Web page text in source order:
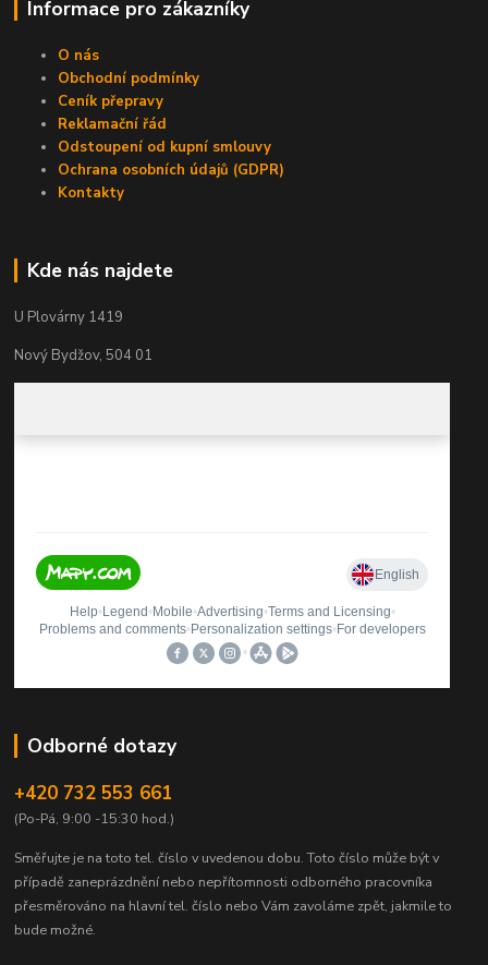
Informace pro zákazníky
O nás
Obchodní podmínky
Ceník přepravy
Reklamační řád
Odstoupení od kupní smlouvy
Ochrana osobních údajů (GDPR)
Kontakty
Kde nás najdete
U Plovárny 1419
Nový Bydžov, 504 01
Odborné dotazy
+420 732 553 661
(Po-Pá, 9:00 -15:30 hod.)
Směřujte je na toto tel. číslo v uvedenou dobu. Toto číslo může být v
případě zaneprázdnění nebo nepřítomnosti odborného pracovníka
přesměrováno na hlavní tel. číslo nebo Vám zavoláme zpět, jakmile to
bude možné.